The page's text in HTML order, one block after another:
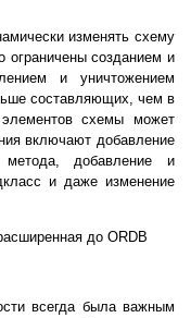
изменять схему
ограничены созданием и
и уничтожением
составляющих, чем в
схемы может
включают добавление
добавление и
и даже изменение
до ORDB
всегда была важным